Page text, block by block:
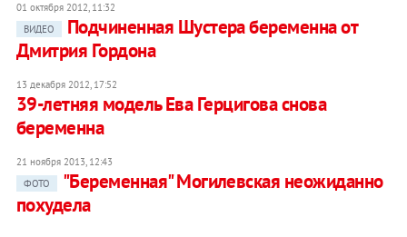
01 октября 2012, 11:32
ВИДЕО
Подчиненная Шустера беременна от
Дмитрия Гордона
13 декабря 2012, 17:52
39-летняя модель Ева Герцигова снова
беременна
21 ноября 2013, 12:43
ФОТО
"Беременная" Могилевская неожиданно
похудела